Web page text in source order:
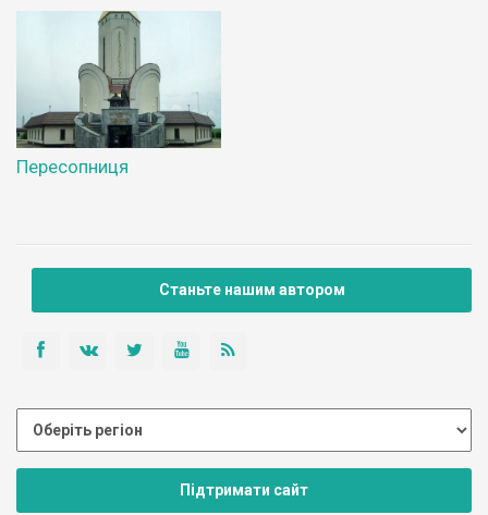
Пересопниця
Станьте нашим автором
Підтримати сайт